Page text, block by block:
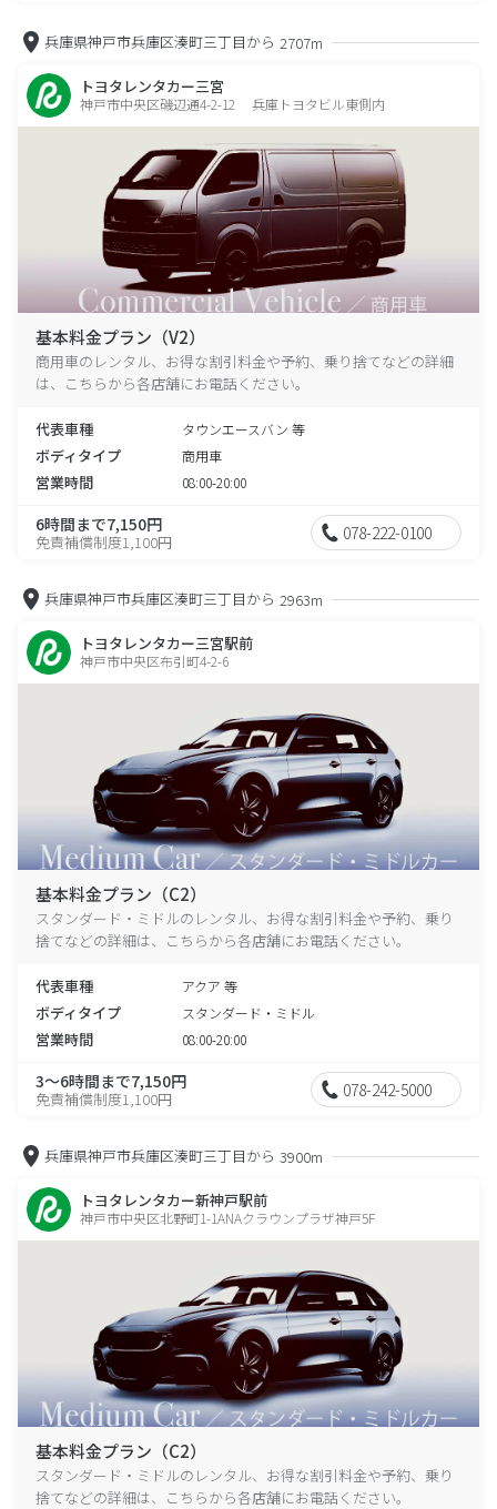
兵庫県神戸市兵庫区湊町三丁目から 2707m
トヨタレンタカー三宮
神戸市中央区磯辺通4-2-12 兵庫トヨタビル東側内
基本料金プラン（V2）
商用車のレンタル、お得な割引料金や予約、乗り捨てなどの詳細
は、こちらから各店舗にお電話ください。
代表車種 タウンエースバン 等
ボディタイプ 商用車
営業時間 08:00-20:00
6時間まで7,150円
免責補償制度1,100円 078-222-0100
兵庫県神戸市兵庫区湊町三丁目から 2963m
トヨタレンタカー三宮駅前
神戸市中央区布引町4-2-6
基本料金プラン（C2）
スタンダード・ミドルのレンタル、お得な割引料金や予約、乗り
捨てなどの詳細は、こちらから各店舗にお電話ください。
代表車種 アクア 等
ボディタイプ スタンダード・ミドル
営業時間 08:00-20:00
3～6時間まで7,150円
免責補償制度1,100円 078-242-5000
兵庫県神戸市兵庫区湊町三丁目から 3900m
トヨタレンタカー新神戸駅前
神戸市中央区北野町1-1ANAクラウンプラザ神戸5F
基本料金プラン（C2）
スタンダード・ミドルのレンタル、お得な割引料金や予約、乗り
捨てなどの詳細は、こちらから各店舗にお電話ください。